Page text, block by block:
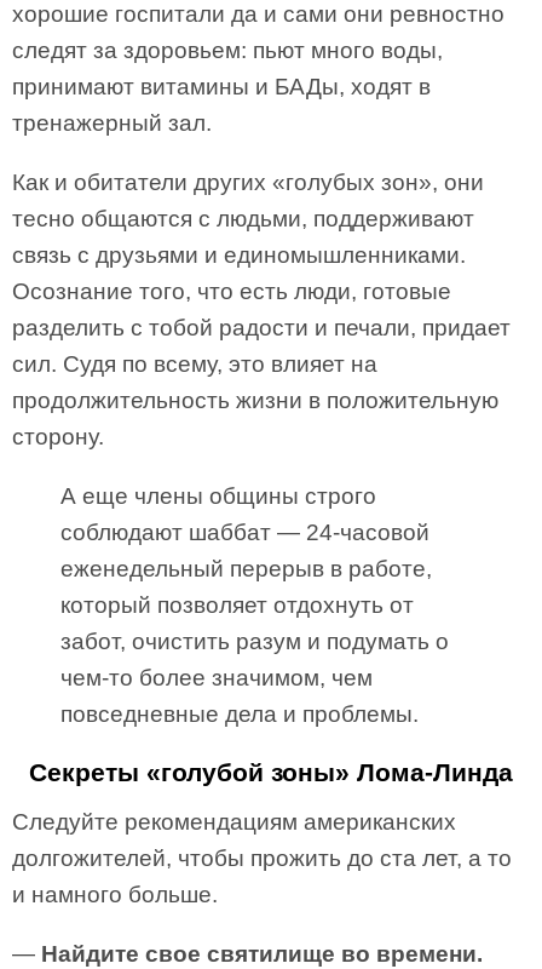
хорошие госпитали да и сами они ревностно
следят за здоровьем: пьют много воды,
принимают витамины и БАДы, ходят в
тренажерный зал.
Как и обитатели других «голубых зон», они
тесно общаются с людьми, поддерживают
связь с друзьями и единомышленниками.
Осознание того, что есть люди, готовые
разделить с тобой радости и печали, придает
сил. Судя по всему, это влияет на
продолжительность жизни в положительную
сторону.
А еще члены общины строго
соблюдают шаббат — 24-часовой
еженедельный перерыв в работе,
который позволяет отдохнуть от
забот, очистить разум и подумать о
чем-то более значимом, чем
повседневные дела и проблемы.
Секреты «голубой зоны» Лома-Линда
Следуйте рекомендациям американских
долгожителей, чтобы прожить до ста лет, а то
и намного больше.
— Найдите свое святилище во времени.